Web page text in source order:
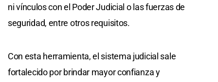
ni vínculos con el Poder Judicial o las fuerzas de
seguridad, entre otros requisitos.
Con esta herramienta, el sistema judicial sale
fortalecido por brindar mayor confianza y